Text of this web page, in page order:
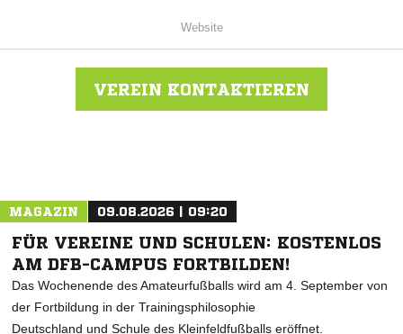
Website
VEREIN KONTAKTIEREN
MAGAZIN 09.08.2026 | 09:20
FÜR VEREINE UND SCHULEN: KOSTENLOS
AM DFB-CAMPUS FORTBILDEN!
Das Wochenende des Amateurfußballs wird am 4. September von
der Fortbildung in der Trainingsphilosophie
Deutschland und Schule des Kleinfeldfußballs eröffnet.